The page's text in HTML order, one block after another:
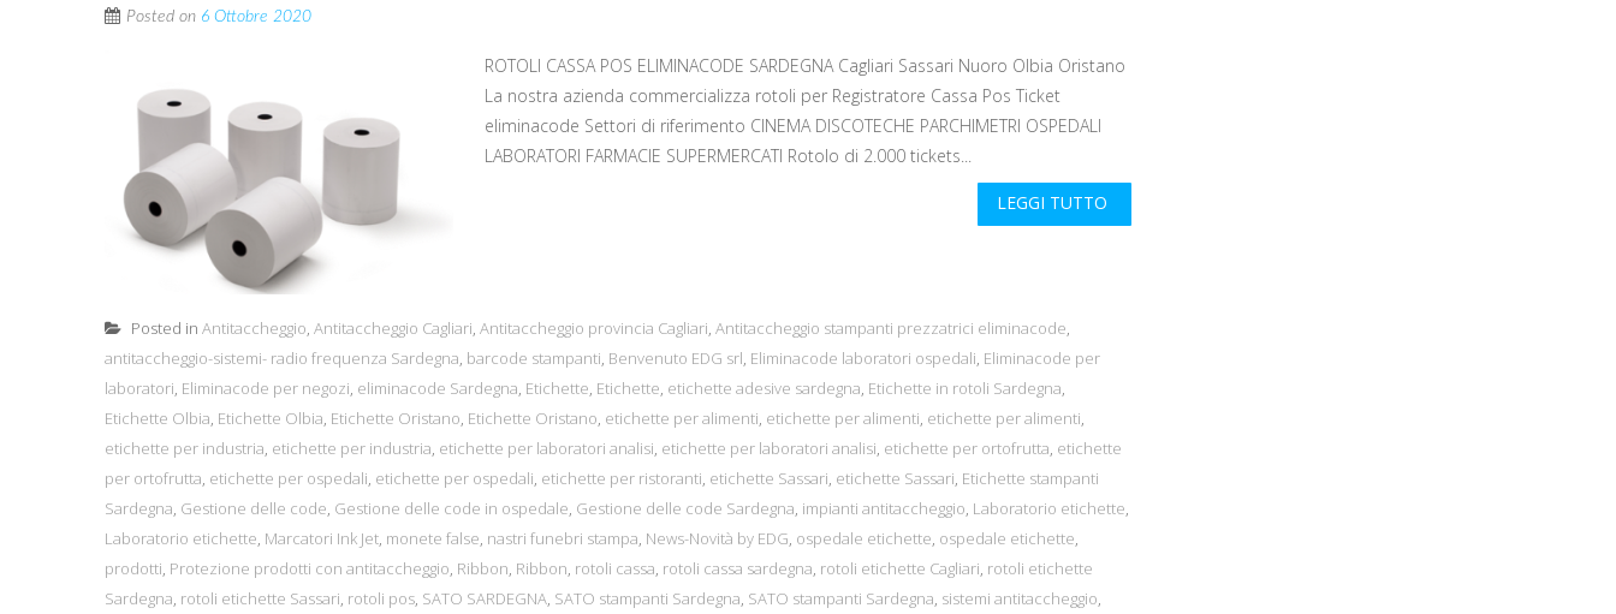
Posted on 6 Ottobre 2020
ROTOLI CASSA POS ELIMINACODE SARDEGNA Cagliari Sassari Nuoro Olbia Oristano
La nostra azienda commercializza rotoli per Registratore Cassa Pos Ticket
eliminacode Settori di riferimento CINEMA DISCOTECHE PARCHIMETRI OSPEDALI
LABORATORI FARMACIE SUPERMERCATI Rotolo di 2.000 tickets...
LEGGI TUTTO
Posted in Antitaccheggio, Antitaccheggio Cagliari, Antitaccheggio provincia Cagliari, Antitaccheggio stampanti prezzatrici eliminacode,
antitaccheggio-sistemi- radio frequenza Sardegna, barcode stampanti, Benvenuto EDG srl, Eliminacode laboratori ospedali, Eliminacode per
laboratori, Eliminacode per negozi, eliminacode Sardegna, Etichette, Etichette, etichette adesive sardegna, Etichette in rotoli Sardegna,
Etichette Olbia, Etichette Olbia, Etichette Oristano, Etichette Oristano, etichette per alimenti, etichette per alimenti, etichette per alimenti,
etichette per industria, etichette per industria, etichette per laboratori analisi, etichette per laboratori analisi, etichette per ortofrutta, etichette
per ortofrutta, etichette per ospedali, etichette per ospedali, etichette per ristoranti, etichette Sassari, etichette Sassari, Etichette stampanti
Sardegna, Gestione delle code, Gestione delle code in ospedale, Gestione delle code Sardegna, impianti antitaccheggio, Laboratorio etichette,
Laboratorio etichette, Marcatori Ink Jet, monete false, nastri funebri stampa, News-Novità by EDG, ospedale etichette, ospedale etichette,
prodotti, Protezione prodotti con antitaccheggio, Ribbon, Ribbon, rotoli cassa, rotoli cassa sardegna, rotoli etichette Cagliari, rotoli etichette
Sardegna, rotoli etichette Sassari, rotoli pos, SATO SARDEGNA, SATO stampanti Sardegna, SATO stampanti Sardegna, sistemi antitaccheggio,